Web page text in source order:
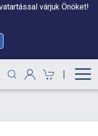
várjuk Önöket!
|